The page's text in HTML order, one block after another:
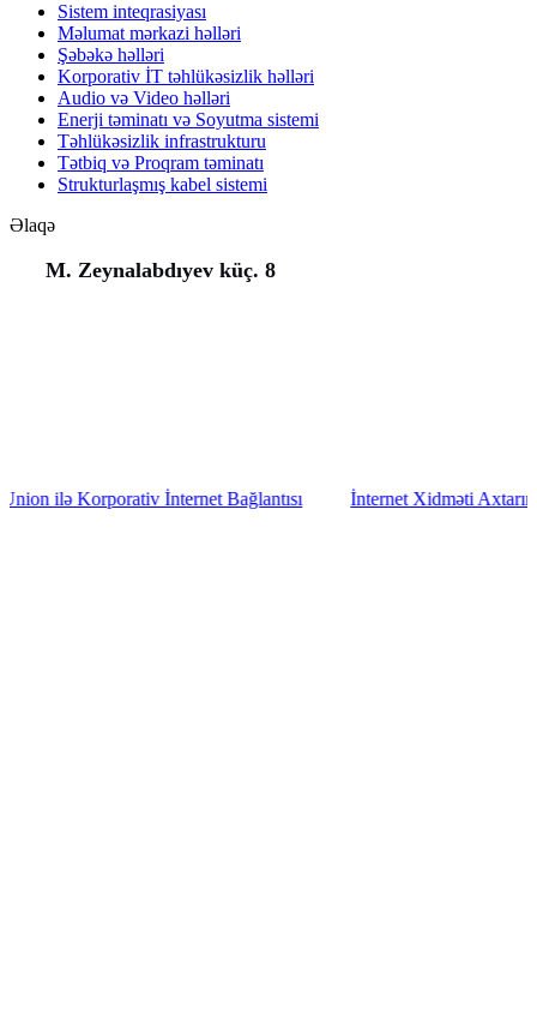
Sistem inteqrasiyası
Məlumat mərkazi həlləri
Şəbəkə həlləri
Korporativ İT təhlükəsizlik həlləri
Audio və Video həlləri
Enerji təminatı və Soyutma sistemi
Təhlükəsizlik infrastrukturu
Tətbiq və Proqram təminatı
Strukturlaşmış kabel sistemi
Əlaqə
M. Zeynalabdıyev küç. 8
İnternet Bağlantısı İnternet Xidməti Axtarırsınız? AE